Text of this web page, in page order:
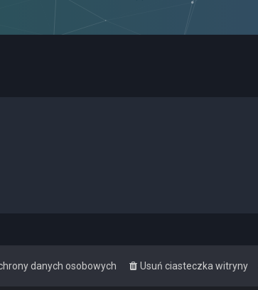
Usuń ciasteczka witryny
danych osobowych